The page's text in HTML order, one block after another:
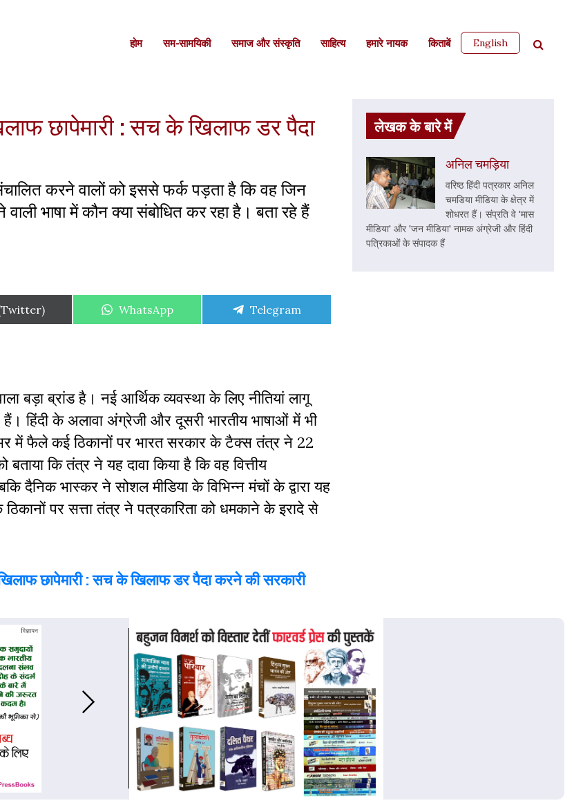
होम सम-सामयिकी समाज और संस्कृति साहित्‍य हमारे नायक किताबें English
छापेमारी : सच के खिलाफ डर पैदा
करने वालों को इससे फर्क पड़ता है कि वह जिन
भाषा में कौन क्या संबोधित कर रहा है। बता रहे हैं
Share
WhatsApp
Share
Telegram
बड़ा ब्रांड है। नई आर्थिक व्यवस्था के लिए नीतियां लागू
हिंदी के अलावा अंग्रेजी और दूसरी भारतीय भाषाओं में भी
में फैले कई ठिकानों पर भारत सरकार के टैक्स तंत्र ने 22
कि तंत्र ने यह दावा किया है कि वह वित्तीय
दैनिक भास्कर ने सोशल मीडिया के विभिन्न मंचों के द्वारा यह
पर सत्ता तंत्र ने पत्रकारिता को धमकाने के इरादे से
छापेमारी : सच के खिलाफ डर पैदा करने की सरकारी
लेखक के बारे में
अनिल चमड़िया
वरिष्‍ठ हिंदी पत्रकार अनिल
चमडिया मीडिया के क्षेत्र में
शोधरत हैं। संप्रति वे 'मास
मीडिया' और 'जन मीडिया' नामक अंग्रेजी और हिंदी
पत्रिकाओं के संपादक हैं